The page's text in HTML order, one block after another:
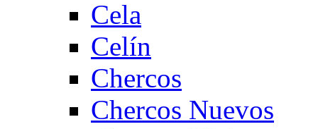
Cela
Celín
Chercos
Chercos Nuevos